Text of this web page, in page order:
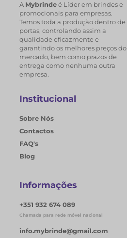
A Mybrindeé Líder em brindes e
promocionais para empresas.
Temos toda a produção dentro de
portas, controlando assim a
qualidade eficazmente e
garantindo os melhores preços do
mercado, bem como prazos de
entrega como nenhuma outra
empresa.
Institucional
Sobre Nós
Contactos
FAQ's
Blog
Informações
+351 932 674 089
Chamada para rede móvel nacional
info.mybrinde@gmail.com